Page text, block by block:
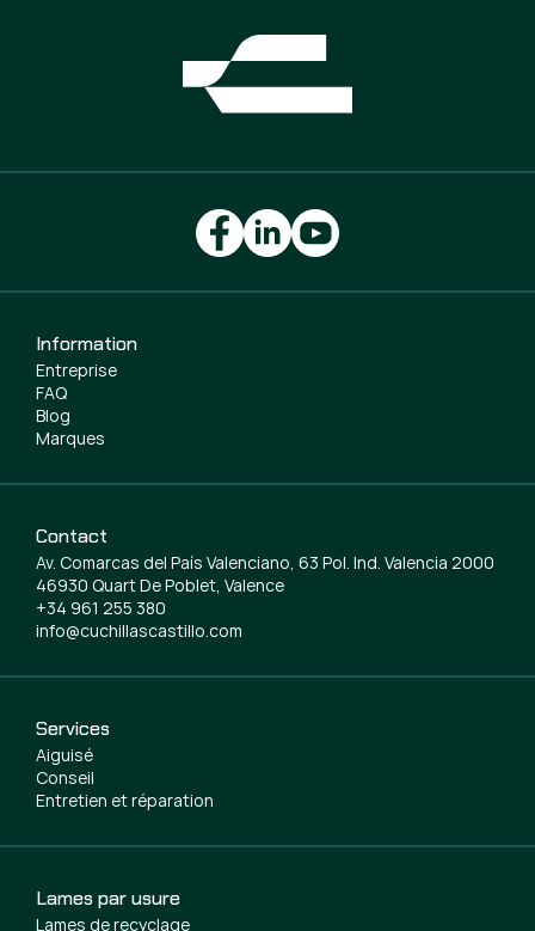
Services
Aiguisé
Conseil
Entretien et réparation
Lames par usure
Lames de recyclage
Information
Entreprise
FAQ
Blog
Marques
Contact
Av. Comarcas del País Valenciano, 63 Pol. Ind. Valencia 2000
46930 Quart De Poblet, Valence
+34 961 255 380
info@cuchillascastillo.com